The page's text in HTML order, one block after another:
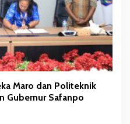
Maro dan Politeknik
Gubernur Safanpo